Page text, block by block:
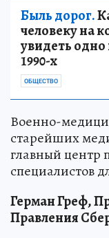
Быль дорог.
человеку на
увидеть одно
1990-х
ОБЩЕСТВО
Военно-
старейших
главный центр
специалистов
Герман Греф,
Правления